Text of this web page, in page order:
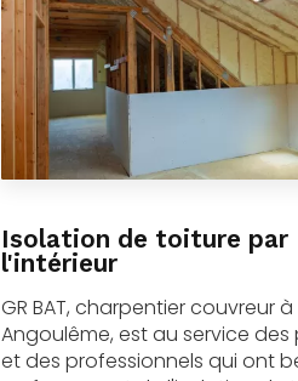
Isolation de toiture par
l'intérieur
GR BAT, charpentier couvreur à
Angoulême, est au service des
et des professionnels qui ont